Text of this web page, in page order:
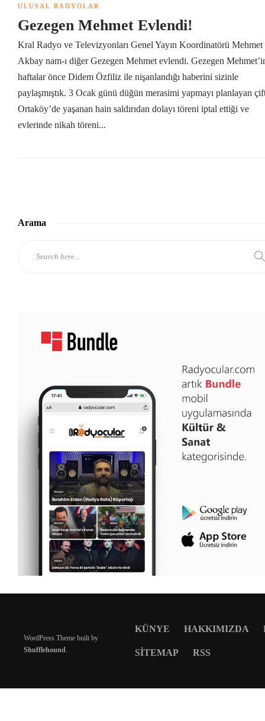
ULUSAL RADYOLAR
Gezegen Mehmet Evlendi!
Kral Radyo ve Televizyonları Genel Yayın Koordinatörü Mehmet
Akbay nam-ı diğer Gezegen Mehmet evlendi. Gezegen
haftalar önce Didem Özfiliz ile nişanlandığı haberini sizinle
paylaşmıştık. 3 Ocak günü düğün merasimi yapmayı planlayan
Ortaköy’de yaşanan hain saldırıdan dolayı töreni iptal ettiği ve
evlerinde nikah töreni...
Arama
WordPress Theme built by
Shufflehound.
KÜNYE HAKKIMIZDA
SITEMAP RSS